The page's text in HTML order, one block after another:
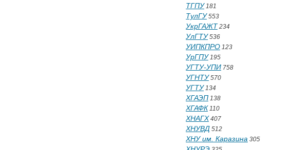
ТГПУ181
ТулГУ553
УкрГАЖТ 234
УлГТУ536
УИПКПРО 123
УрГПУ195
УГТУ-УПИ 758
УГНТУ570
УГТУ134
ХГАЭП 138
ХГАФК 110
ХНАГХ 407
ХНУВД 512
ХНУ им. Каразина 305